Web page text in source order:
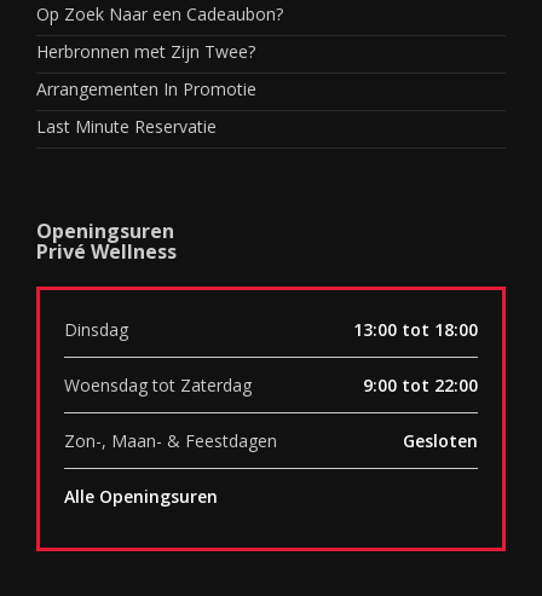
Op Zoek Naar een Cadeaubon?
Herbronnen met Zijn Twee?
Arrangementen In Promotie
Last Minute Reservatie
Openingsuren
Privé Wellness
Dinsdag 13:00 tot 18:00
Woensdag tot Zaterdag 9:00 tot 22:00
Zon-, Maan- & Feestdagen Gesloten
Alle Openingsuren